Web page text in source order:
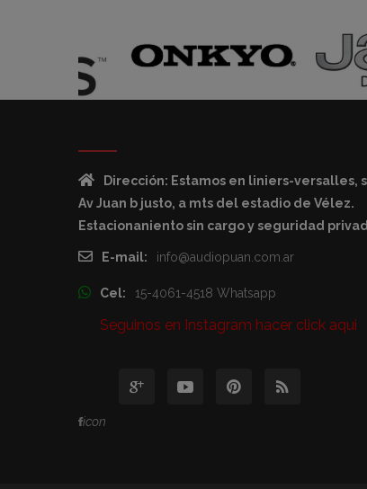
Dirección: Estamos en liniers-versalles,
Av Juan b justo, a mts del estadio de Vélez.
Estacionaniento sin cargo y seguridad
E-mail: info@audiopuan.com.ar
Cel: 15-4061-4518 Whatsapp
Seguinos en Instagram hacer click aqui
icon